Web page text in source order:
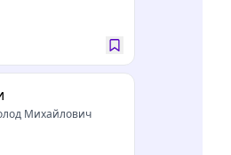
Михайлович